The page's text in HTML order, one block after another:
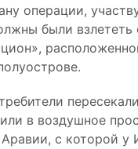
операции,
были взлететь
в воздушное
с которой у